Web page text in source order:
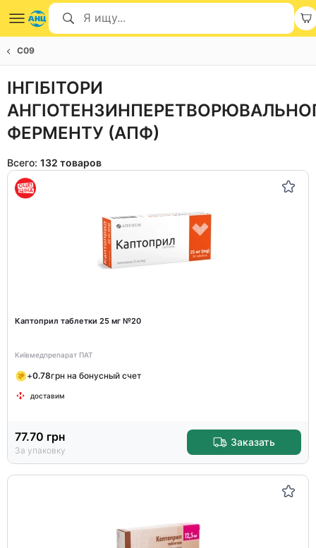
C09
ІНГІБІТОРИ
ФЕРМЕНТУ (АПФ)
Всего: 132 товаров
Каптоприл таблетки 25 мг №20
Київмедпрепарат ПАТ
+0.78грн на бонусный счет
доставим
77.70 грн
За упаковку
Заказать